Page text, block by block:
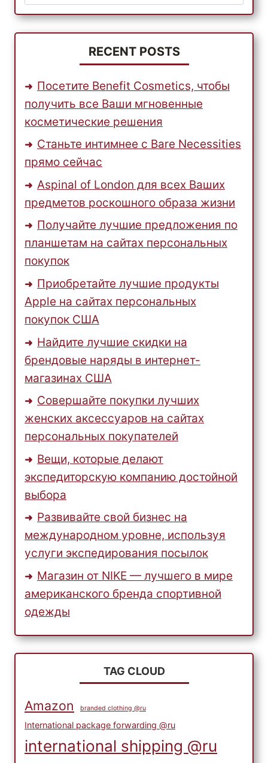
ДЕТСКУЮ
МЕБЕЛЬ
В
ЭТОМ
СЕЗОНЕ!
RECENT POSTS
Посетите Benefit Cosmetics, чтобы
получить все Ваши мгновенные
косметические решения
Станьте интимнее с Bare Necessities
прямо сейчас
Aspinal of London для всех Ваших
предметов роскошного образа жизни
Получайте лучшие предложения по
планшетам на сайтах персональных
покупок
Приобретайте лучшие продукты
Apple на сайтах персональных
покупок США
Найдите лучшие скидки на
брендовые наряды в интернет-
магазинах США
Совершайте покупки лучших
женских аксессуаров на сайтах
персональных покупателей
Вещи, которые делают
экспедиторскую компанию достойной
выбора
Развивайте свой бизнес на
международном уровне, используя
услуги экспедирования посылок
Магазин от NIKE — лучшего в мире
американского бренда спортивной
одежды
TAG CLOUD
Amazon branded clothing @ru
International package forwarding @ru
international shipping @ru